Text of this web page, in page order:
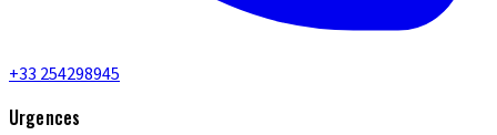
+33 254298945
Urgences